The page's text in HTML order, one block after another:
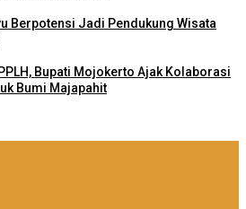
Berpotensi Jadi Pendukung Wisata
Bupati Mojokerto Ajak Kolaborasi
Bumi Majapahit